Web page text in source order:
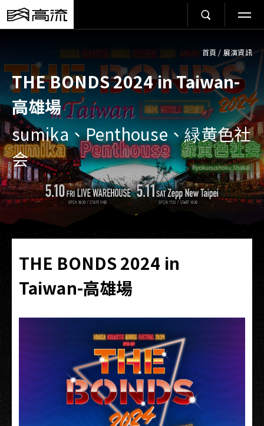
首頁 / 展演資訊
THE BONDS 2024 in Taiwan-
高雄場
sumika、Penthouse、緑黄色社
会
THE BONDS 2024 in
Taiwan-高雄場